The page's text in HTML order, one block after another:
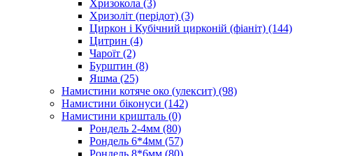
Хризокола (3)
Хризоліт (перідот) (3)
Циркон і Кубічний цирконій (фіаніт) (144)
Цитрин (4)
Чароїт (2)
Бурштин (8)
Яшма (25)
Намистини котяче око (улексит) (98)
Намистини біконуси (142)
Намистини кришталь (0)
Рондель 2-4мм (80)
Рондель 6*4мм (57)
Рондель 8*6мм (80)